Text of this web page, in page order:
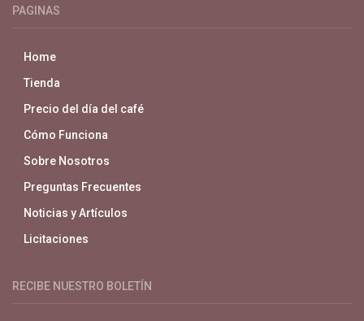
PAGINAS
Home
Tienda
Precio del día del café
Cómo Funciona
Sobre Nosotros
Preguntas Frecuentes
Noticias y Artículos
Licitaciones
RECIBE NUESTRO BOLETÍN